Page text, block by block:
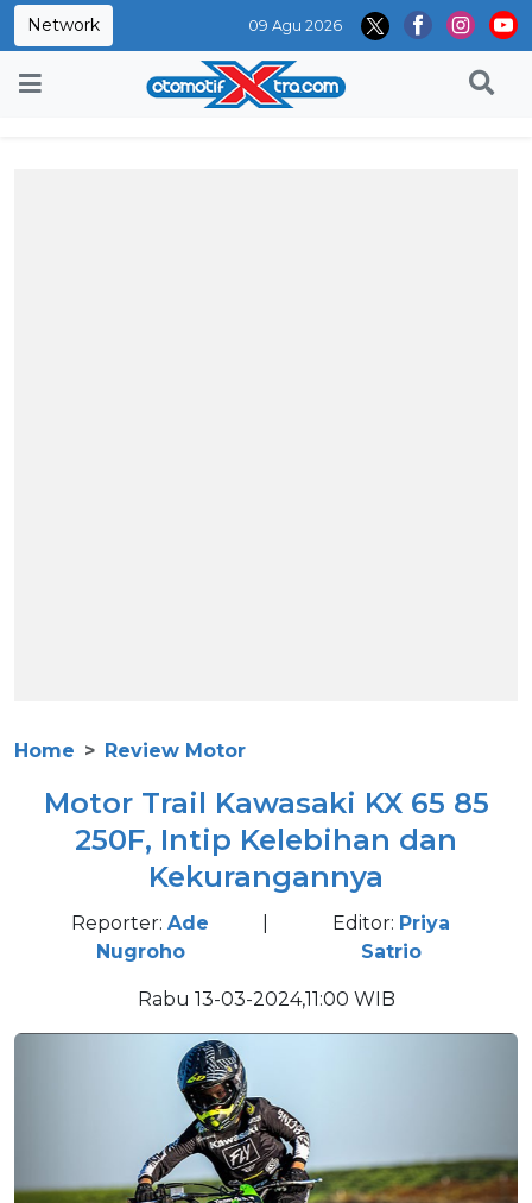
Network 09 Agu 2026
Home Review Motor
Motor Trail Kawasaki KX 65 85
250F, Intip Kelebihan dan
Kekurangannya
Reporter: Ade
Nugroho
Editor: Priya
Satrio
Rabu 13-03-2024,11:00 WIB